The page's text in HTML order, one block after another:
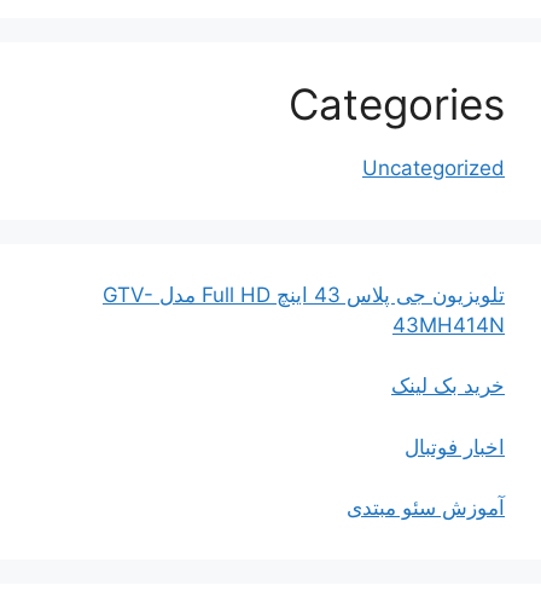
Categories
Uncategorized
تلویزیون جی پلاس 43 اینچ Full HD مدل GTV-
43MH414N
خرید بک لینک
اخبار فوتبال
آموزش سئو مبتدی